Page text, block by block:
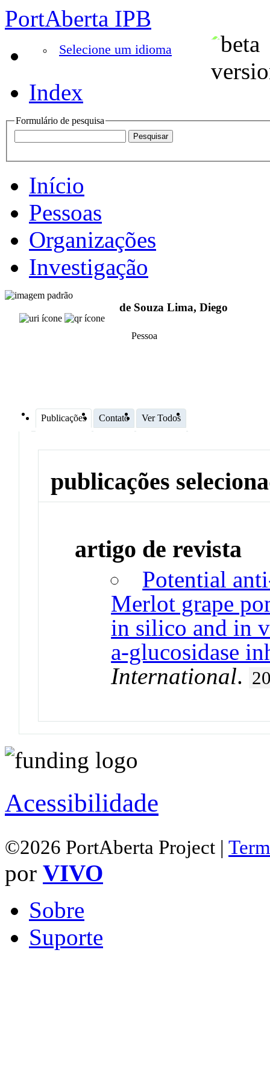
PortAberta IPB
Selecione um idioma
Index
Formulário de pesquisa
Início
Pessoas
Organizações
Investigação
de Souza Lima, Diego
Pessoa
Publicações Contato Ver Todos
publicações
artigo de revista
Potential
Merlot grape
in silico and in
a-glucosidase
International.
Acessibilidade
©2026 PortAberta Project |
por VIVO
Sobre
Suporte